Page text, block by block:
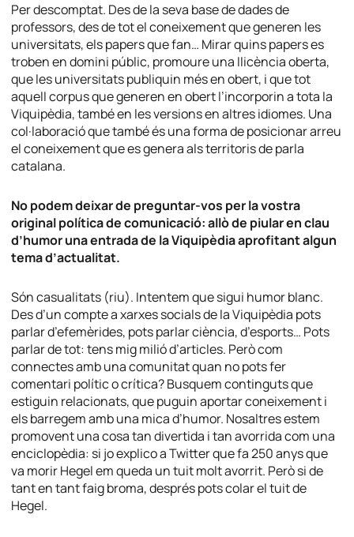
Per descomptat. Des de la seva base de dades de
professors, des de tot el coneixement que generen les
universitats, elspapersque fan… Mirar quinspaperses
troben en domini públic, promoure una llicència oberta,
que les universitats publiquin més en obert, i que tot
aquell corpus que generen en obert l’incorporin a tota la
Viquipèdia, també en les versions en altres idiomes. Una
col·laboració que també és una forma de posicionar arreu
el coneixement que es genera als territoris de parla
catalana.
No podem deixar de preguntar-vos per la vostra
original política de comunicació: allò de piular en clau
d’humor una entrada de la Viquipèdia aprofitant algun
tema d’actualitat.
Són casualitats (riu). Intentem que sigui humor blanc.
Des d’un compte a xarxes socials de la Viquipèdia pots
parlar d’efemèrides, pots parlar ciència, d’esports… Pots
parlar de tot: tens mig milió d’articles. Però com
connectes amb una comunitat quan no pots fer
comentari polític o crítica? Busquem continguts que
estiguin relacionats, que puguin aportar coneixement i
els barregem amb una mica d’humor. Nosaltres estem
promovent una cosa tan divertida i tan avorrida com una
enciclopèdia: si jo explico a Twitter que fa 250 anys que
va morir Hegel em queda un tuit molt avorrit. Però si de
tant en tant faig broma, després pots colar el tuit de
Hegel.